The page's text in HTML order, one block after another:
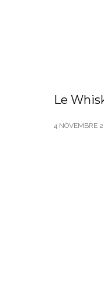
Le
4 NOVEMBRE